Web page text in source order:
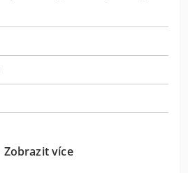
Zobrazit více